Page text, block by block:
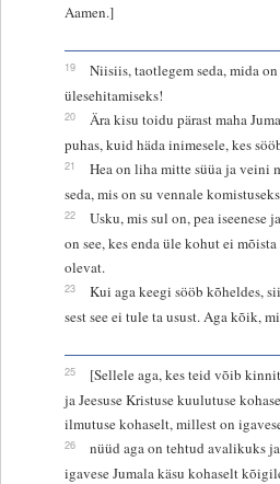
Aamen.]
19
Niisiis, taotlegem seda, mida
ülesehitamiseks!
20
Ära kisu toidu pärast maha
puhas, kuid häda inimesele, kes
21
Hea on liha mitte süüa ja veini
seda, mis on su vennale
22
Usku, mis sul on, pea iseenese
on see, kes enda üle kohut ei
olevat.
23
Kui aga keegi sööb kõheldes,
sest see ei tule ta usust. Aga kõik,
25
[Sellele aga, kes teid võib
ja Jeesuse Kristuse kuulutuse
ilmutuse kohaselt, millest on
26
nüüd aga on tehtud avalikuks
igavese Jumala käsu kohaselt